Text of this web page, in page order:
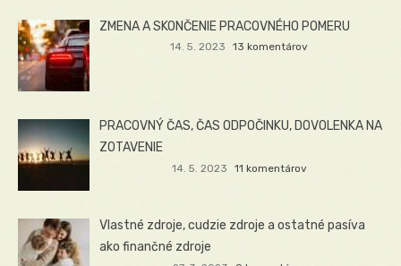
ZMENA A SKONČENIE PRACOVNÉHO POMERU
14. 5. 2023 13 komentárov
PRACOVNÝ ČAS, ČAS ODPOČINKU, DOVOLENKA NA
ZOTAVENIE
14. 5. 2023 11 komentárov
Vlastné zdroje, cudzie zdroje a ostatné pasíva
ako finančné zdroje